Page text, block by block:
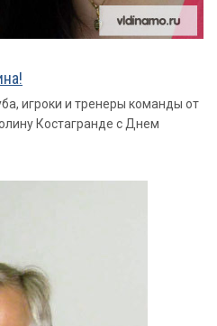
игроки и тренеры команды от
Костагранде с Днем